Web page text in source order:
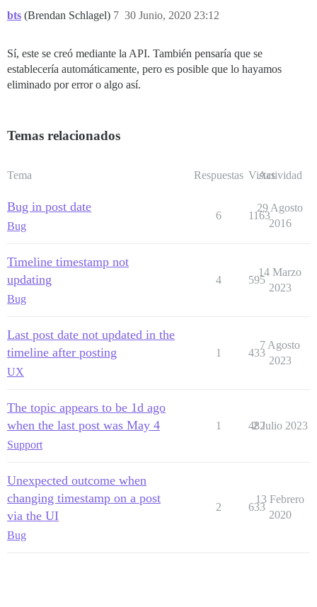
bts (Brendan Schlagel) 30 Junio, 2020 23:12
7
Sí, este se creó mediante la API. También pensaría que se
establecería automáticamente, pero es posible que lo hayamos
eliminado por error o algo así.
Temas relacionados
Tema Respuestas Vistas
Actividad
Bug in post date
Bug
6 1163
29 Agosto
2016
Timeline timestamp not
updating
Bug
4 595
14 Marzo
2023
Last post date not updated in the
timeline after posting
UX
1 433
7 Agosto
2023
The topic appears to be 1d ago
when the last post was May 4
Support
1 482
2 Julio 2023
Unexpected outcome when
changing timestamp on a post
via the UI
Bug
2 633
13 Febrero
2020